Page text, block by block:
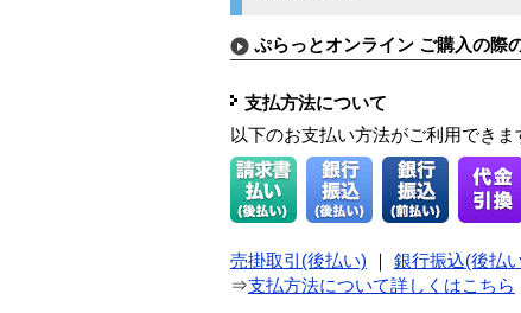
ぷらっとオンライン ご購入の際
支払方法について
以下のお支払い方法がご利用できま
売掛取引(後払い) 銀行振込(後払
⇒支払方法について詳しくはこちら